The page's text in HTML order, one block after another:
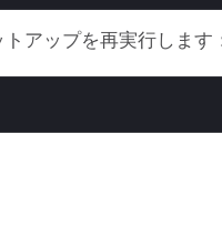
アップを再実行します